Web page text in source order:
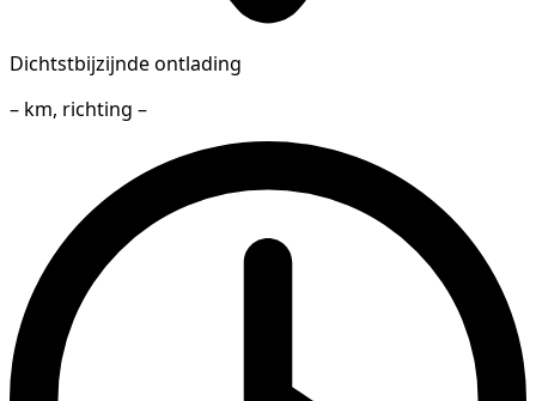
Dichtstbijzijnde ontlading
– km, richting –